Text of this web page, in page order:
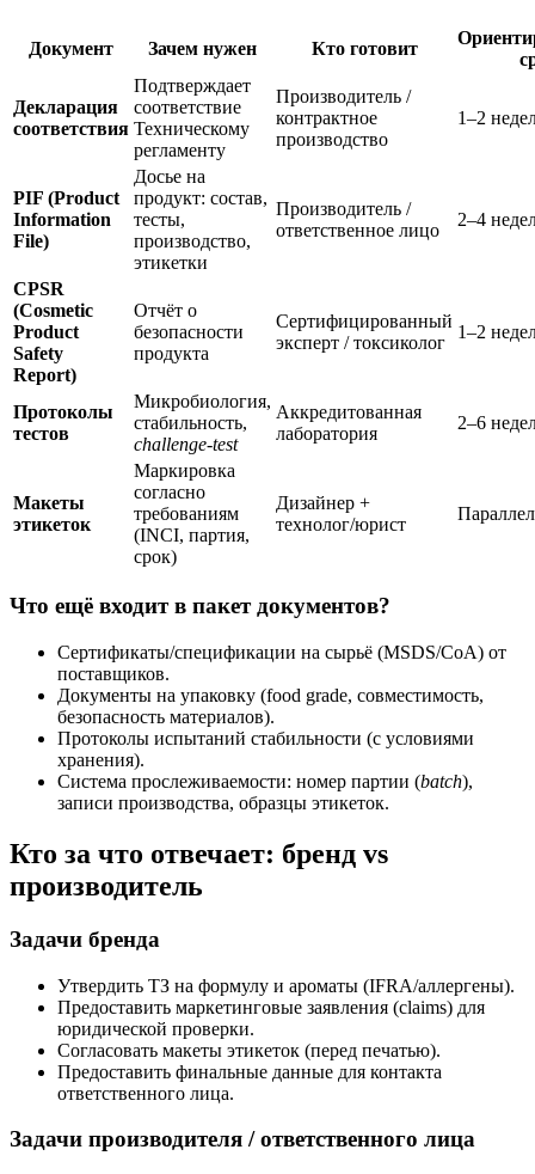
Документ Зачем нужен Кто готовит
Декларация
соответствия
Подтверждает
соответствие
Техническому
регламенту
Производитель /
контрактное
производство
1–2
PIF (Product
Information
File)
Досье на
продукт: состав,
тесты,
производство,
этикетки
Производитель /
ответственное лицо
2–4
CPSR
(Cosmetic
Product
Safety
Report)
Отчёт о
безопасности
продукта
Сертифицированный
эксперт / токсиколог
1–2
Протоколы
тестов
Микробиология,
стабильность,
challenge-test
Аккредитованная
лаборатория
2–6
Макеты
этикеток
Маркировка
согласно
требованиям
(INCI, партия,
срок)
Дизайнер +
технолог/юрист
Что ещё входит в пакет документов?
Сертификаты/спецификации на сырьё (MSDS/CoA) от
поставщиков.
Документы на упаковку (food grade, совместимость,
безопасность материалов).
Протоколы испытаний стабильности (с условиями
хранения).
Система прослеживаемости: номер партии (batch),
записи производства, образцы этикеток.
Кто за что отвечает: бренд vs
производитель
Задачи бренда
Утвердить ТЗ на формулу и ароматы (IFRA/аллергены).
Предоставить маркетинговые заявления (claims) для
юридической проверки.
Согласовать макеты этикеток (перед печатью).
Предоставить финальные данные для контакта
ответственного лица.
Задачи производителя / ответственного лица